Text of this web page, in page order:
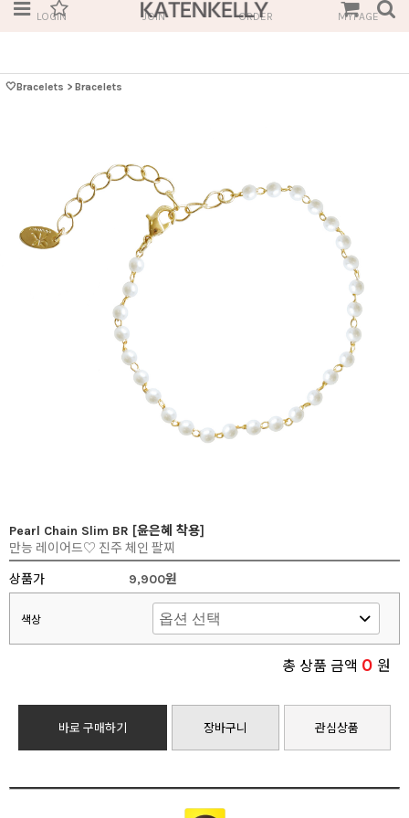
LOGIN JOIN ORDER MYPAGE
🤍Bracelets > Bracelets
Pearl Chain Slim BR [윤은혜 착용]
만능 레이어드♡ 진주 체인 팔찌
상품가
9,900원
색상
총 상품 금액 0 원
바로 구매하기 장바구니 관심상품